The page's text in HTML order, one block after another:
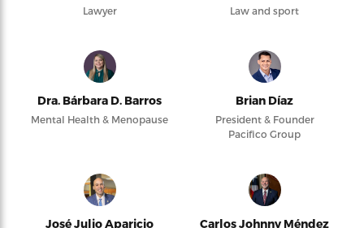
Lawyer Law and sport
Dra. Bárbara D. Barros
Mental Health & Menopause
Brian Díaz
President & Founder
Pacifico Group
José Julio Aparicio
Carlos Johnny Méndez